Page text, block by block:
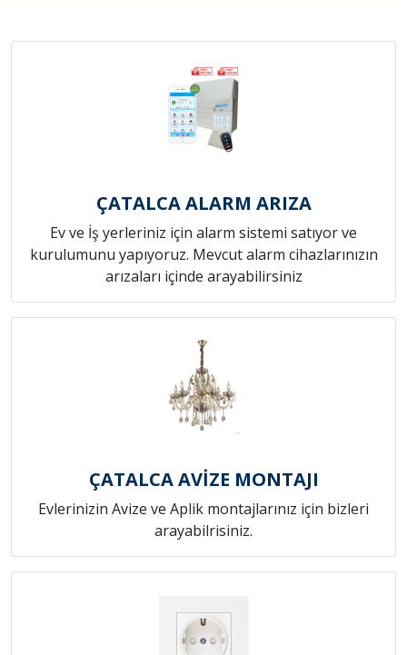
ÇATALCA ALARM ARIZA
Ev ve İş yerleriniz için alarm sistemi satıyor ve
kurulumunu yapıyoruz. Mevcut alarm cihazlarınızın
arızaları içinde arayabilirsiniz
ÇATALCA AVİZE MONTAJI
Evlerinizin Avize ve Aplik montajlarınız için bizleri
arayabilrisiniz.